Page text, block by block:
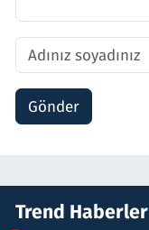
Gönder
Trend Haberler